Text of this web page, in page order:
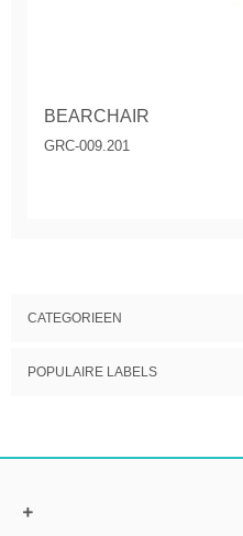
BEARCHAIR
GRC-009.201
CATEGORIEEN
POPULAIRE LABELS